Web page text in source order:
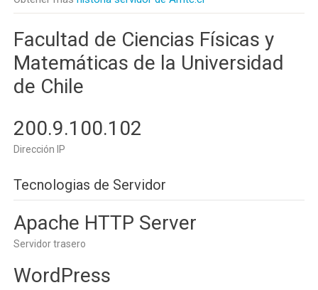
Facultad de Ciencias Físicas y
Matemáticas de la Universidad
de Chile
200.9.100.102
Dirección IP
Tecnologias de Servidor
Apache HTTP Server
Servidor trasero
WordPress